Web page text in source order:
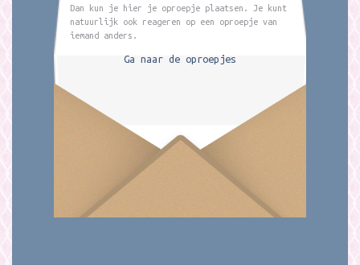
Dan kun je hier je oproepje plaatsen. Je kunt
natuurlijk ook reageren op een oproepje van
iemand anders.
Ga naar de oproepjes